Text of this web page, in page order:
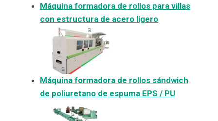
Máquina formadora de rollos para villas
con estructura de acero ligero
Máquina formadora de rollos sándwich
de poliuretano de espuma EPS / PU